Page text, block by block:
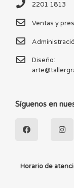
2201 1813
Ventas y
Diseño:
Síguenos en
Horario de